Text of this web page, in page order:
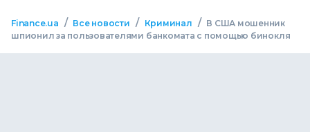
Finance.ua / Все новости / Криминал / В США мошенник
шпионил за пользователями банкомата с помощью бинокля